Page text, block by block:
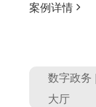
案例详情
数字政务
大厅